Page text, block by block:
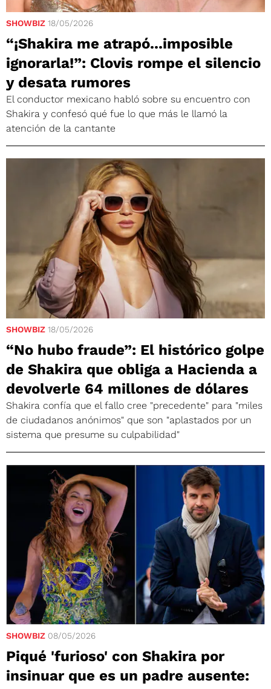
SHOWBIZ 18/05/2026
“¡Shakira me atrapó...imposible
ignorarla!”: Clovis rompe el silencio
y desata rumores
El conductor mexicano habló sobre su encuentro con
Shakira y confesó qué fue lo que más le llamó la
atención de la cantante
SHOWBIZ 18/05/2026
“No hubo fraude”: El histórico golpe
de Shakira que obliga a Hacienda a
devolverle 64 millones de dólares
Shakira confía que el fallo cree "precedente" para "miles
de ciudadanos anónimos" que son "aplastados por un
sistema que presume su culpabilidad"
SHOWBIZ 08/05/2026
Piqué 'furioso' con Shakira por
insinuar que es un padre ausente: